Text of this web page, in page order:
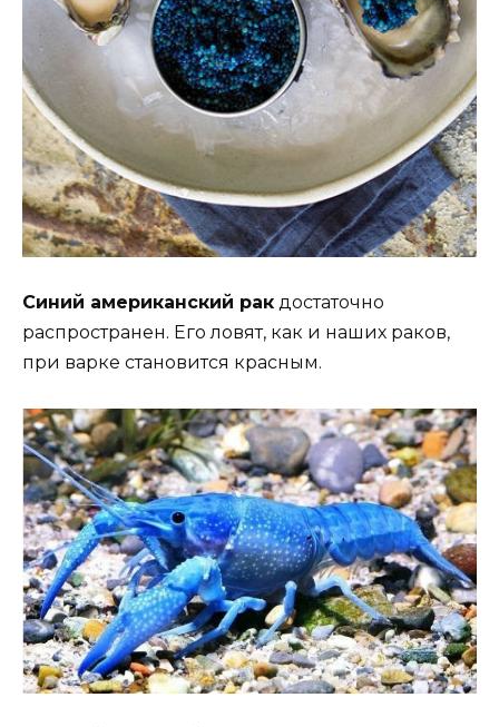
Синий американский рак достаточно
распространен. Его ловят, как и наших раков,
при варке становится красным.